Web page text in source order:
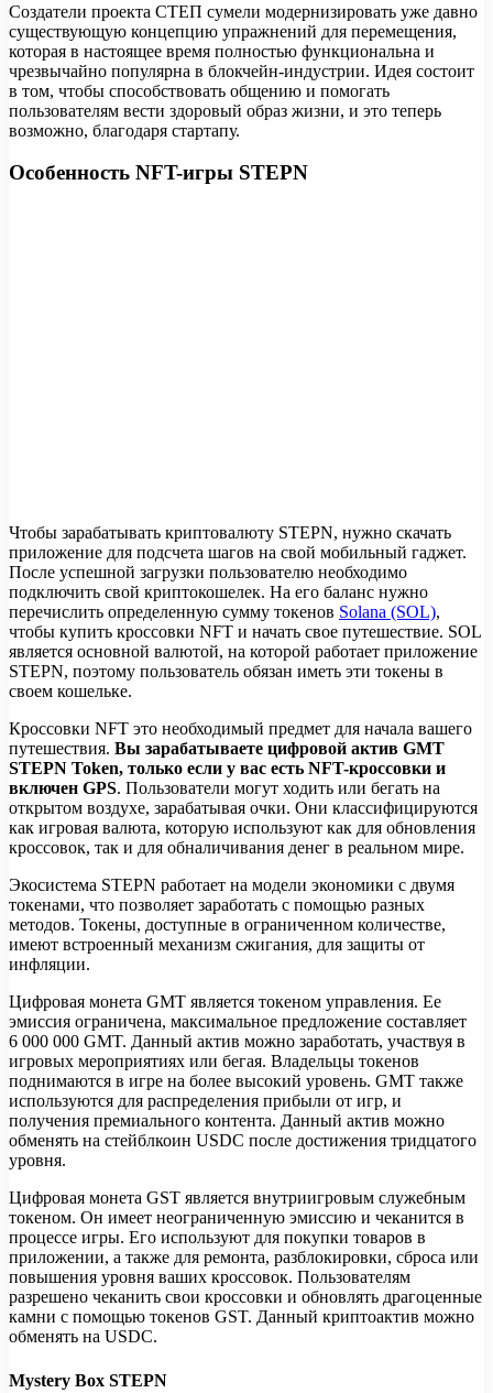
Создатели проекта CТЕП сумели модернизировать уже давно
существующую концепцию упражнений для перемещения,
которая в настоящее время полностью функциональна и
чрезвычайно популярна в блокчейн-индустрии. Идея состоит
в том, чтобы способствовать общению и помогать
пользователям вести здоровый образ жизни, и это теперь
возможно, благодаря стартапу.
Особенность NFT-игры STEPN
Чтобы зарабатывать криптовалюту STEPN, нужно скачать
приложение для подсчета шагов на свой мобильный гаджет.
После успешной загрузки пользователю необходимо
подключить свой криптокошелек. На его баланс нужно
перечислить определенную сумму токенов Solana (SOL),
чтобы купить кроссовки NFT и начать свое путешествие. SOL
является основной валютой, на которой работает приложение
STEPN, поэтому пользователь обязан иметь эти токены в
своем кошельке.
Кроссовки NFT это необходимый предмет для начала вашего
путешествия. Вы зарабатываете цифровой актив GMT
STEPN Token, только если у вас есть NFT-кроссовки и
включен GPS. Пользователи могут ходить или бегать на
открытом воздухе, зарабатывая очки. Они классифицируются
как игровая валюта, которую используют как для обновления
кроссовок, так и для обналичивания денег в реальном мире.
Экосистема STEPN работает на модели экономики с двумя
токенами, что позволяет заработать с помощью разных
методов. Токены, доступные в ограниченном количестве,
имеют встроенный механизм сжигания, для защиты от
инфляции.
Цифровая монета GMT является токеном управления. Ее
эмиссия ограничена, максимальное предложение составляет
6 000 000 GMT. Данный актив можно заработать, участвуя в
игровых мероприятиях или бегая. Владельцы токенов
поднимаются в игре на более высокий уровень. GMT также
используются для распределения прибыли от игр, и
получения премиального контента. Данный актив можно
обменять на стейблкоин USDC после достижения тридцатого
уровня.
Цифровая монета GST является внутриигровым служебным
токеном. Он имеет неограниченную эмиссию и чеканится в
процессе игры. Его используют для покупки товаров в
приложении, а также для ремонта, разблокировки, сброса или
повышения уровня ваших кроссовок. Пользователям
разрешено чеканить свои кроссовки и обновлять драгоценные
камни с помощью токенов GST. Данный криптоактив можно
обменять на USDC.
Mystery Box STEPN